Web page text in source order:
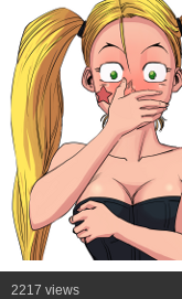
2217 views